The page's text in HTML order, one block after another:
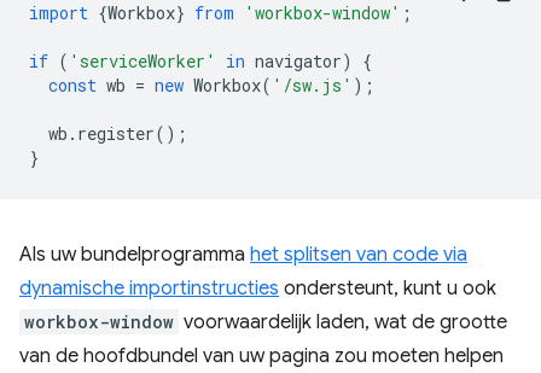
import {Workbox} from 'workbox-window' ;
if ( 'serviceWorker' in navigator)
{
const wb = new Workbox( '/sw.js' );
wb . register();
}
Als uw bundelprogramma het splitsen van code via
dynamische importinstructies ondersteunt, kunt u ook
workbox-window voorwaardelijk laden, wat de grootte
van de hoofdbundel van uw pagina zou moeten helpen